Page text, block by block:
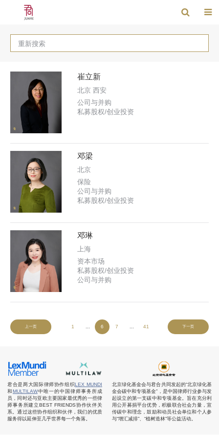
重新搜索
崔立新
北京 西安
公司与并购
私募股权/创业投资
邓梁
北京
保险
公司与并购
私募股权/创业投资
邓琳
上海
资本市场
私募股权/创业投资
公司与并购
上一页 1 6 7 41 下一页
君合是两大国际律师协作组织LEX MUNDI
和MULTILAW中唯一的中国律师事务所成
员，同时还与亚欧主要国家最优秀的一些律
师事务所建立BEST FRIENDS协作伙伴关
系。通过这些协作组织和伙伴，我们的优质
服务得以延伸至几乎世界每一个角落。
北京绿化基金会与君合共同发起的“北京绿化基
金会碳中和专项基金”，是中国律师行业参与发
起设立的第一支碳中和专项基金。旨在充分利
用公开募捐平台优势，积极联合社会力量，宣
传碳中和理念，鼓励和动员社会单位和个人参
与“增汇减排”、“植树造林”等公益活动。